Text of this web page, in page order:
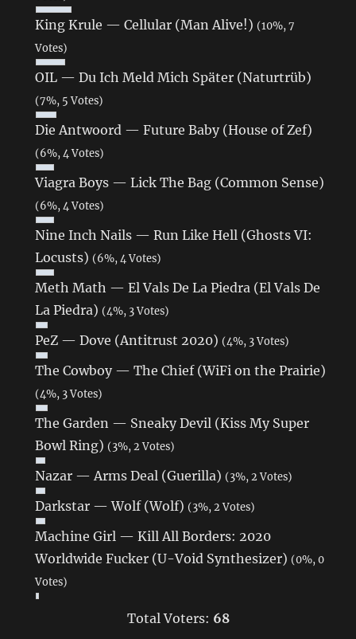
King Krule — Cellular (Man Alive!) (10%, 7
Votes)
OIL — Du Ich Meld Mich Später (Naturtrüb)
(7%, 5 Votes)
Die Antwoord — Future Baby (House of Zef)
(6%, 4 Votes)
Viagra Boys — Lick The Bag (Common Sense)
(6%, 4 Votes)
Nine Inch Nails — Run Like Hell (Ghosts VI:
Locusts) (6%, 4 Votes)
Meth Math — El Vals De La Piedra (El Vals De
La Piedra) (4%, 3 Votes)
PeZ — Dove (Antitrust 2020) (4%, 3 Votes)
The Cowboy — The Chief (WiFi on the Prairie)
(4%, 3 Votes)
The Garden — Sneaky Devil (Kiss My Super
Bowl Ring) (3%, 2 Votes)
Nazar — Arms Deal (Guerilla) (3%, 2 Votes)
Darkstar — Wolf (Wolf) (3%, 2 Votes)
Machine Girl — Kill All Borders: 2020
Worldwide Fucker (U-Void Synthesizer) (0%, 0
Votes)
Total Voters: 68